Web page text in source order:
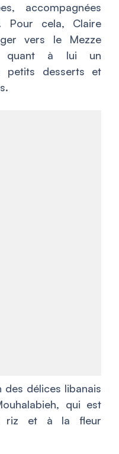
accompagnées
Pour cela, Claire
vers le Mezze
quant à lui un
petits desserts et
des délices libanais
qui est
riz et à la fleur